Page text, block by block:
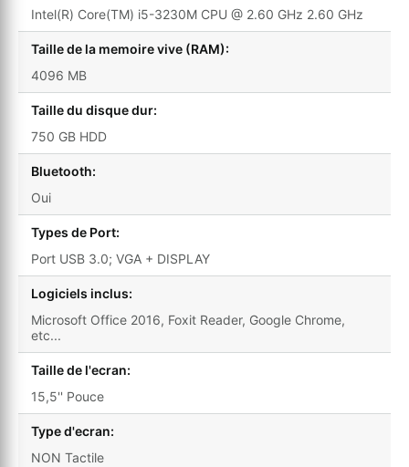
Intel(R) Core(TM) i5-3230M CPU @ 2.60 GHz 2.60 GHz
Taille de la memoire vive (RAM):
4096 MB
Taille du disque dur:
750 GB HDD
Bluetooth:
Oui
Types de Port:
Port USB 3.0; VGA + DISPLAY
Logiciels inclus:
Microsoft Office 2016, Foxit Reader, Google Chrome,
etc...
Taille de l'ecran:
15,5'' Pouce
Type d'ecran:
NON Tactile